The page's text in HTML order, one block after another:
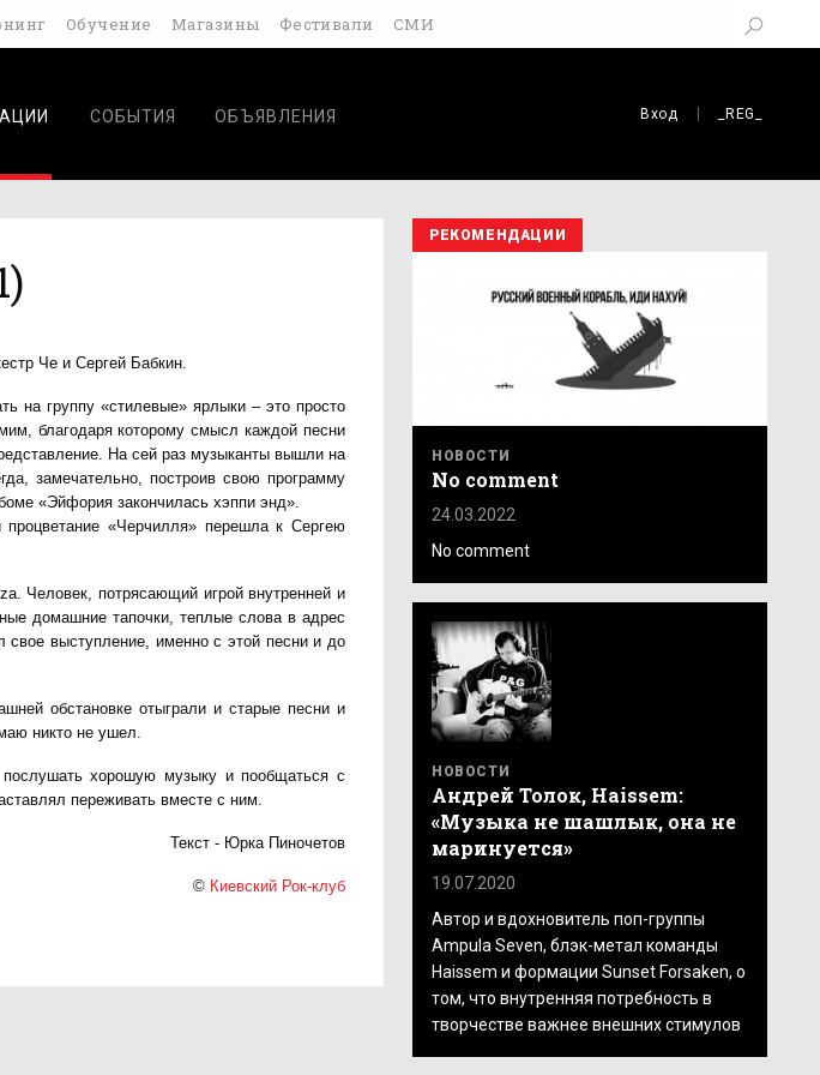
Обучение Магазины Фестивали СМИ
СОБЫТИЯ ОБЪЯВЛЕНИЯ Вход _REG_
Че и Сергей Бабкин.
на группу «стилевые» ярлыки – это просто
благодаря которому смысл каждой песни
На сей раз музыканты вышли на
замечательно, построив свою программу
«Эйфория закончилась хэппи энд».
«Черчилля» перешла к Сергею
. Человек, потрясающий игрой внутренней и
домашние тапочки, теплые слова в адрес
выступление, именно с этой песни и до
обстановке отыграли и старые песни и
никто не ушел.
хорошую музыку и пообщаться с
переживать вместе с ним.
Текст - Юрка Пиночетов
© Киевский Рок-клуб
РЕКОМЕНДАЦИИ
НОВОСТИ
No comment
24.03.2022
No comment
НОВОСТИ
Андрей Толок, Haissem:
«Музыка не шашлык, она не
маринуется»
19.07.2020
Автор и вдохновитель поп-группы
Ampula Seven, блэк-метал команды
Haissem и формации Sunset Forsaken, о
том, что внутренняя потребность в
творчестве важнее внешних стимулов